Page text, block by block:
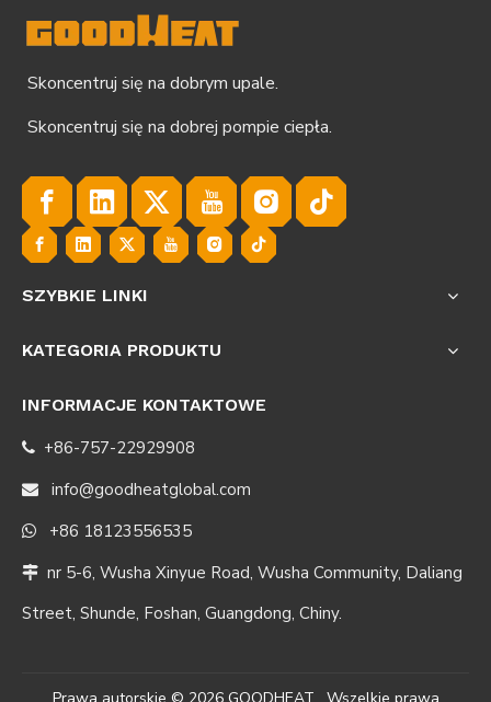
Skoncentruj się na dobrym upale.
Skoncentruj się na dobrej pompie ciepła.
SZYBKIE LINKI
KATEGORIA PRODUKTU
INFORMACJE KONTAKTOWE
 +86-757-22929908
 info@goodheatglobal.com
 +86 18123556535
 nr 5-6, Wusha Xinyue Road, Wusha Community, Daliang
Street, Shunde, Foshan, Guangdong, Chiny.